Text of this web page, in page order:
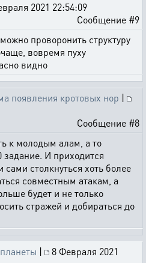
2021 22:54:09
Сообщение #9
проворонить структуру
вовремя пуху
видно
появления кротовых нор |
Сообщение #8
к молодым алам, а то
задание. И приходится
сами столкнуться хоть более
совместным атакам, а
будет и не только
стражей и добираться до
|
8 Февраля 2021